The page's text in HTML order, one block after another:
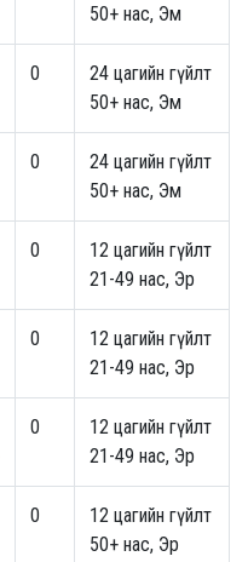
50+ нас, Эм
0
24 цагийн гүйлт
50+ нас, Эм
0
24 цагийн гүйлт
50+ нас, Эм
0
12 цагийн гүйлт
21-49 нас, Эр
0
12 цагийн гүйлт
21-49 нас, Эр
0
12 цагийн гүйлт
21-49 нас, Эр
0
12 цагийн гүйлт
50+ нас, Эр